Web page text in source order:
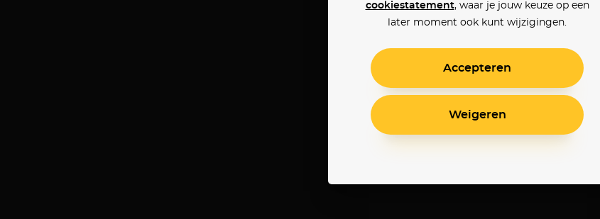
cookiestatement, waar je jouw keuze op een
later moment ook kunt wijzigingen.
Accepteren
Weigeren